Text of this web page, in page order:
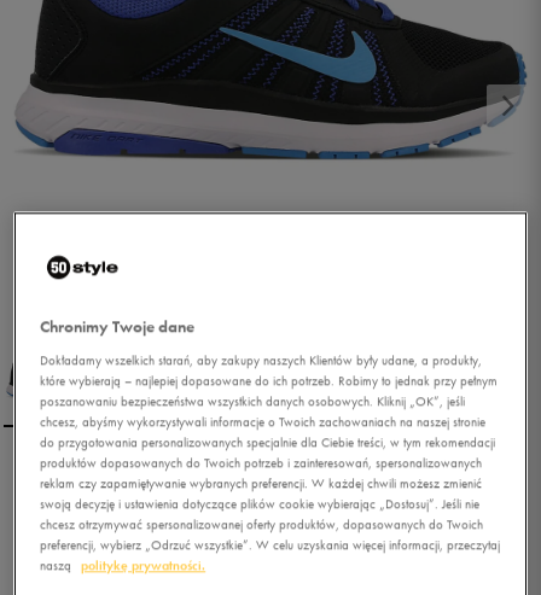
NIKE WMNS DART 12
0.0(0
Chronimy Twoje dane
Dokładamy wszelkich starań, aby zakupy naszych Klientów były udane, a produkty,
które wybierają – najlepiej dopasowane do ich potrzeb. Robimy to jednak przy pełnym
poszanowaniu bezpieczeństwa wszystkich danych osobowych. Kliknij „OK”, jeśli
chcesz, abyśmy wykorzystywali informacje o Twoich zachowaniach na naszej stronie
do przygotowania personalizowanych specjalnie dla Ciebie treści, w tym rekomendacji
produktów dopasowanych do Twoich potrzeb i zainteresowań, spersonalizowanych
reklam czy zapamiętywanie wybranych preferencji. W każdej chwili możesz zmienić
swoją decyzję i ustawienia dotyczące plików cookie wybierając „Dostosuj”. Jeśli nie
chcesz otrzymywać spersonalizowanej oferty produktów, dopasowanych do Twoich
preferencji, wybierz „Odrzuć wszystkie”. W celu uzyskania więcej informacji, przeczytaj
naszą
politykę prywatności.